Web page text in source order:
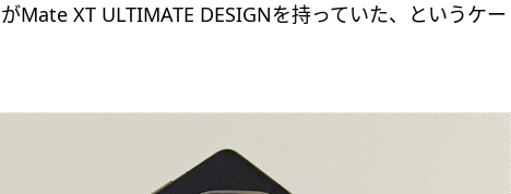
Mate XT ULTIMATE DESIGNを持っていた、というケー